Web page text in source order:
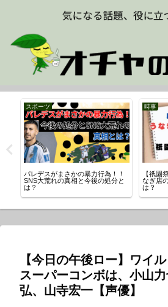
スポーツ
パレデスがまさかの暴力行為！！
SNS大荒れの真相と今後の処分と
は？
時事
【祇園
なぎ店
は？
【今日の午後ロー】ワイ
スーパーコンボは、小山
弘、山寺宏一【声優】